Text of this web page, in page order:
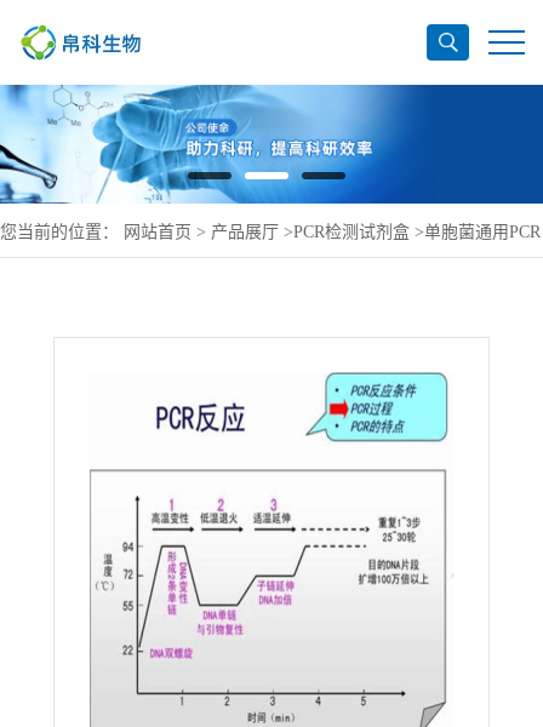
您当前的位置： 网站首页 > 产品展厅 >PCR检测试剂盒 >单胞菌通用PCR